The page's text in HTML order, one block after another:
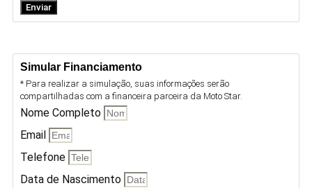
Enviar
Simular Financiamento
* Para realizar a simulação, suas informações serão
compartilhadas com a financeira parceira da Moto Star.
Nome Completo
Email
Telefone
Data de Nascimento